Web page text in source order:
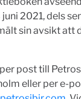
2021, dels
sin avsikt att
post till
eller per e-